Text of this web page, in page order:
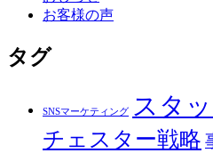
お客様の声
タグ
SNSマーケティング スタ
チェスター戦略